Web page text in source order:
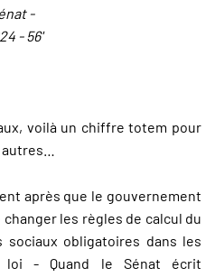
-
- 56'
voilà un chiffre totem pour
après que le gouvernement
les règles de calcul du
sociaux obligatoires dans les
loi - Quand le Sénat écrit